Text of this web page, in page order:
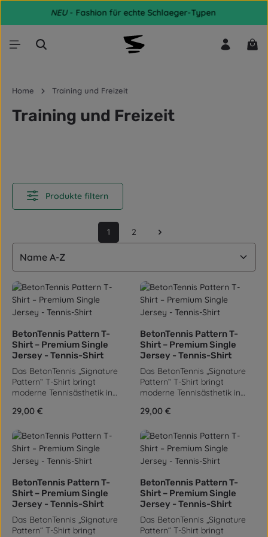
Zum Hauptinhalt springen
NEU- Fashion für echte Schlaeger-Typen
Home Training und Freizeit
Training und Freizeit
Produkte filtern
Seite
1 Seite
2
BetonTennis Pattern T-
Shirt – Premium Single
Jersey - Tennis-Shirt
Das BetonTennis „Signature
Pattern“ T-Shirt bringt
moderne Tennisästhetik in
Look. Das harmonische
BetonTennis-Symbolen
verleiht dem Shirt einen
unverwechselbaren, sportlich-
urbanen Charakter. Gefertigt
aus hochwertigem Single-
Jersey (180 g/m²) bietet es
eine glatte Oberfläche und
angenehmen Tragekomfort.
Der lange, leicht schmale
Schnitt, Set-In-Ärmel,
Regulärer Preis:
29,00 €
BetonTennis Pattern T-
Shirt – Premium Single
Jersey - Tennis-Shirt
Das BetonTennis „Signature
Pattern“ T-Shirt bringt
moderne Tennisästhetik in
Look. Das harmonische
BetonTennis-Symbolen
verleiht dem Shirt einen
unverwechselbaren, sportlich-
urbanen Charakter. Gefertigt
aus hochwertigem Single-
Jersey (180 g/m²) bietet es
eine glatte Oberfläche und
angenehmen Tragekomfort.
Der lange, leicht schmale
Schnitt, Set-In-Ärmel,
Regulärer Preis:
29,00 €
BetonTennis Pattern T-
Shirt – Premium Single
Jersey - Tennis-Shirt
Das BetonTennis „Signature
Pattern“ T-Shirt bringt
BetonTennis Pattern T-
Shirt – Premium Single
Jersey - Tennis-Shirt
Das BetonTennis „Signature
Pattern“ T-Shirt bringt